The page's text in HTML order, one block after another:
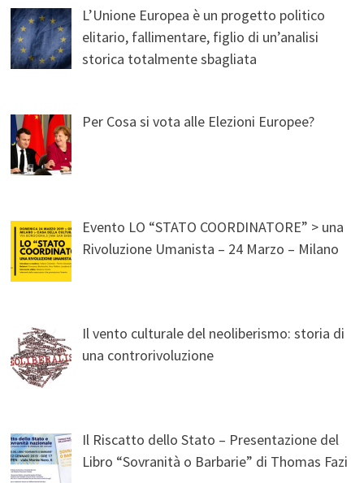
L’Unione Europea è un progetto politico
elitario, fallimentare, figlio di un’analisi
storica totalmente sbagliata
Per Cosa si vota alle Elezioni Europee?
Evento LO “STATO COORDINATORE” > una
Rivoluzione Umanista – 24 Marzo – Milano
Il vento culturale del neoliberismo: storia di
una controrivoluzione
Il Riscatto dello Stato – Presentazione del
Libro “Sovranità o Barbarie” di Thomas Fazi